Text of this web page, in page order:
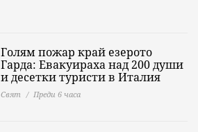
Голям пожар край езерото
Гарда: Евакуираха над 200 души
и десетки туристи в Италия
Свят Преди 6 часа